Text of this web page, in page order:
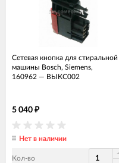
Сетевая кнопка для стиральной
машины Bosch, Siemens,
160962 — ВЫКС002
5 040 ₽
Нет в наличии
Кол-во